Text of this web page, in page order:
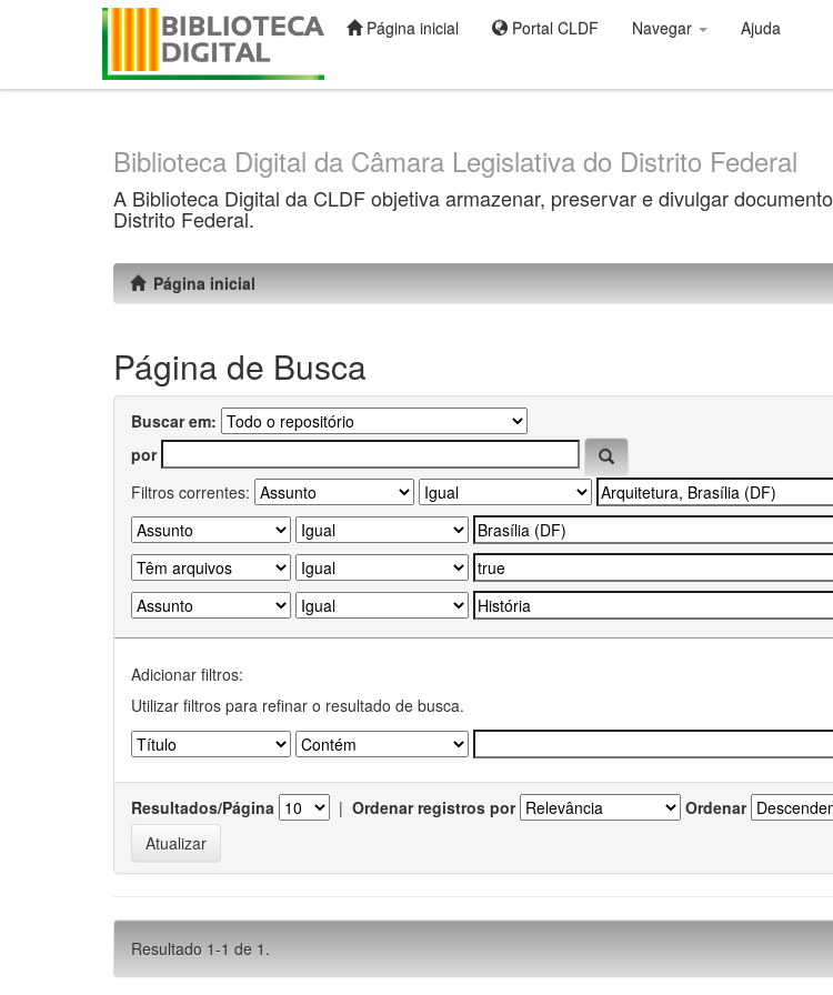
Página inicial Portal CLDF Navegar Ajuda
Biblioteca Digital da Câmara Legislativa do Distrito Federal
A Biblioteca Digital da CLDF objetiva armazenar, preservar e divulgar
Distrito Federal.
Página inicial
Página de Busca
Buscar em:
por
Filtros correntes:
Adicionar filtros:
Utilizar filtros para refinar o resultado de busca.
Resultados/Página | Ordenar registros por Ordenar
Resultado 1-1 de 1.